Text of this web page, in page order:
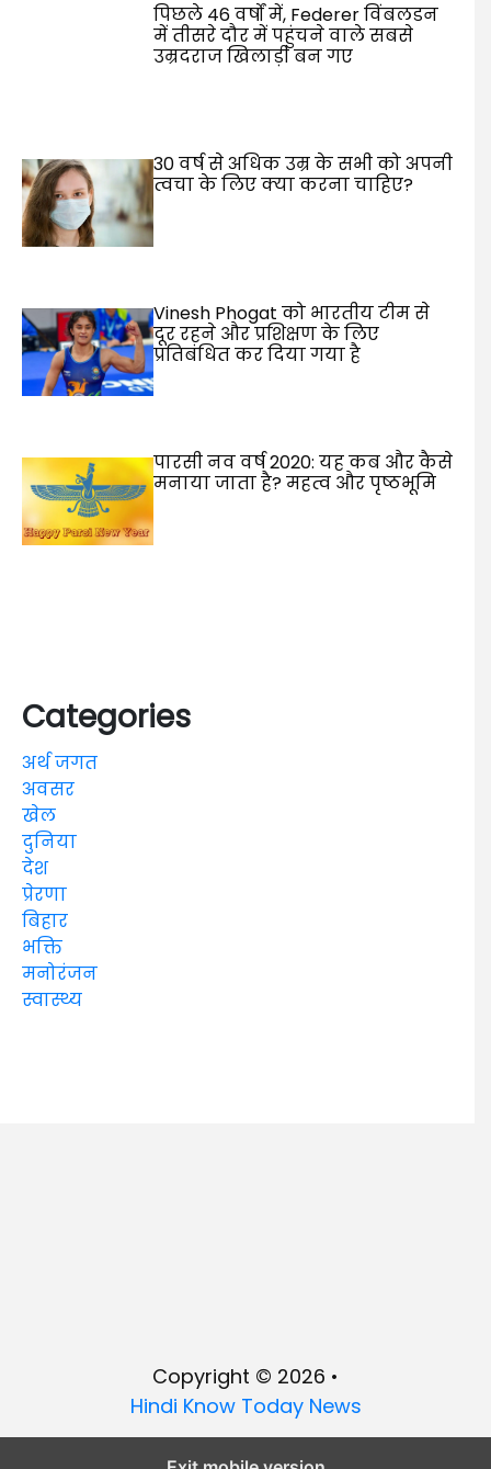
पिछले 46 वर्षों में, Federer विंबलडन
में तीसरे दौर में पहुंचने वाले सबसे
उम्रदराज खिलाड़ी बन गए
30 वर्ष से अधिक उम्र के सभी को अपनी
त्वचा के लिए क्या करना चाहिए?
Vinesh Phogat को भारतीय टीम से
दूर रहने और प्रशिक्षण के लिए
प्रतिबंधित कर दिया गया है
पारसी नव वर्ष 2020: यह कब और कैसे
मनाया जाता है? महत्व और पृष्ठभूमि
Categories
अर्थ जगत
अवसर
खेल
दुनिया
देश
प्रेरणा
बिहार
भक्ति
मनोरंजन
स्वास्थ्य
Copyright © 2026 •
Hindi Know Today News